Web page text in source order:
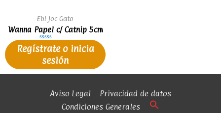
Ebi Joc Gato
Wanna Papel c/ Catnip 5cm
Valorado
en
de
Regístrate o inicia
sesión
Aviso Legal
Privacidad de datos
Condiciones Generales